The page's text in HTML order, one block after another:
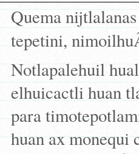
Quema
tepetini,
Notlapalehuil
elhuicactli huan
para
huan ax monequi